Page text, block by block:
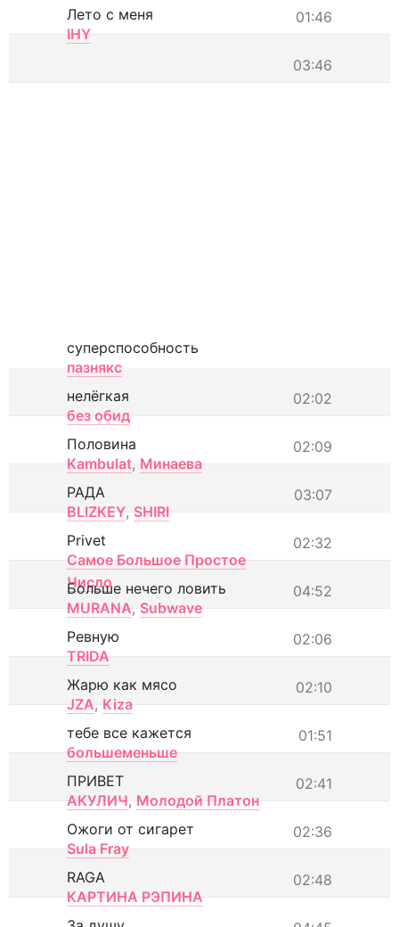
01:46
Лето с меня
IHY
03:46
суперспособность
пазнякс
02:02
нелёгкая
без обид
02:09
Половина
Kambulat, Минаева
03:07
РАДА
BLIZKEY, SHIRI
02:32
Privet
Самое Большое Простое
Число
04:52
Больше нечего ловить
MURANA, Subwave
02:06
Ревную
TRIDA
02:10
Жарю как мясо
JZA, Kiza
01:51
тебе все кажется
большеменьше
02:41
ПРИВЕТ
АКУЛИЧ, Молодой Платон
02:36
Ожоги от сигарет
Sula Fray
02:48
RAGA
КАРТИНА РЭПИНА